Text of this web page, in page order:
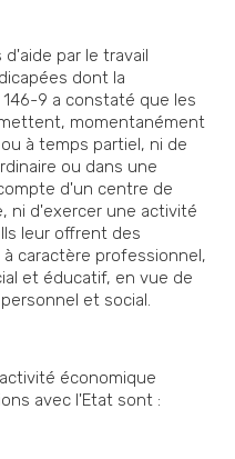
par le travail
dont la
9 a constaté que les
momentanément
à temps partiel, ni de
ou dans une
d'un centre de
ni d'exercer une activité
leur offrent des
caractère professionnel,
et éducatif, en vue de
et social.
économique
avec l'Etat sont :